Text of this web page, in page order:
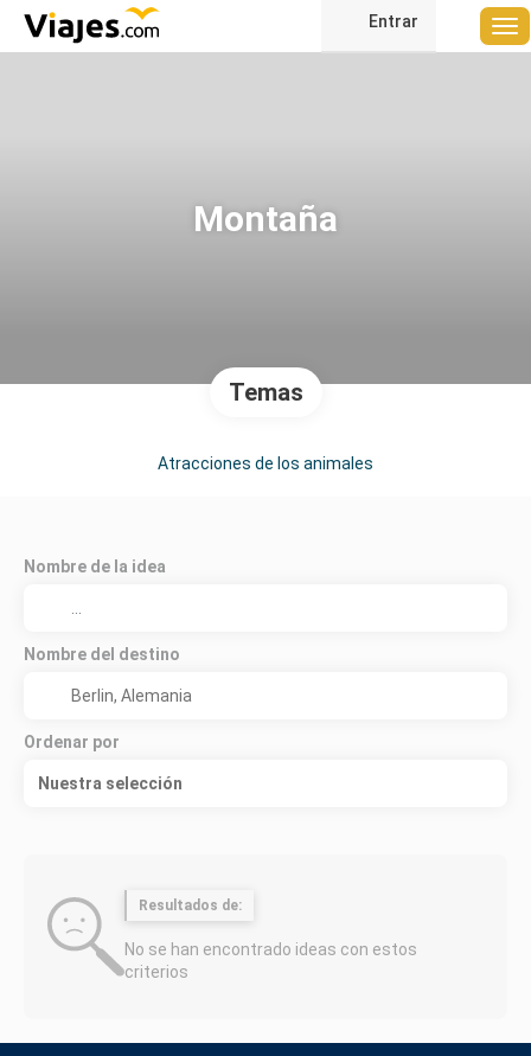
Entrar
Montaña
Temas
Atracciones de los animales
Nombre de la idea
Nombre del destino
Ordenar por
Nuestra selección
Resultados de:
No se han encontrado ideas con estos
criterios